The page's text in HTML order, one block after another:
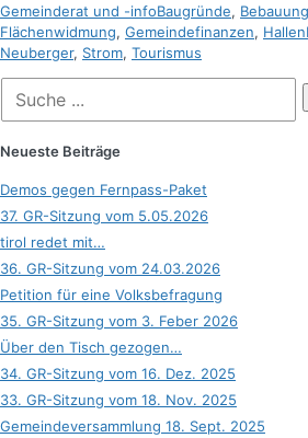
Kategorien
Gemeinderat und -infoSchlagworte
Baugründe,
Flächenwidmung, Gemeindefinanzen,
Neuberger, Strom, Tourismus
nach:
Neueste Beiträge
Demos gegen Fernpass-Paket
37. GR-Sitzung vom 5.05.2026
tirol redet mit…
36. GR-Sitzung vom 24.03.2026
Petition für eine Volksbefragung
35. GR-Sitzung vom 3. Feber 2026
Über den Tisch gezogen…
34. GR-Sitzung vom 16. Dez. 2025
33. GR-Sitzung vom 18. Nov. 2025
Gemeindeversammlung 18. Sept. 2025